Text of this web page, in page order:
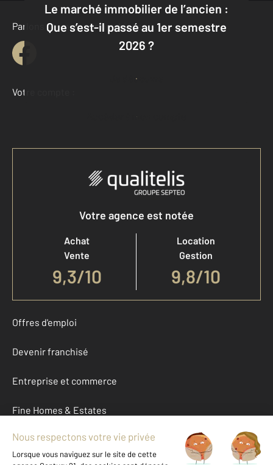
Le marché immobilier de l’ancien :
Que s’est-il passé au 1er semestre
2026 ?
Je découvre
Parlons de vous, parlons biens
Votre compte :
Accéder à mon compte
Votre agence est notée
Achat
Vente
9,3/10
Location
Gestion
9,8/10
Offres d'emploi
Devenir franchisé
Entreprise et commerce
Fine Homes & Estates
À propos